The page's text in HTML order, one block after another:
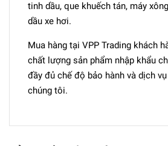
tinh dầu, que khuếch tán, máy
dầu xe hơi.
Mua hàng tại VPP Trading khách
chất lượng sản phẩm nhập khẩu
đầy đủ chế độ bảo hành và dịch
chúng tôi.